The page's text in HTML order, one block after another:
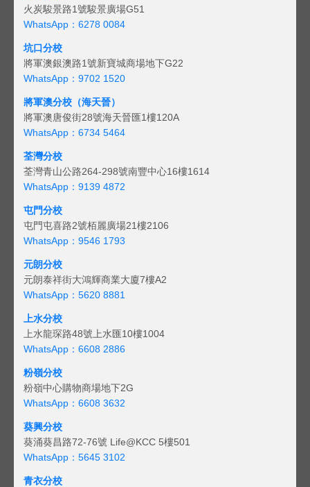
火炭駿景路1號駿景廣場G51
WhatsApp：6278 0084
坑口分校
將軍澳銀澳路1號新寶城商場地下G22
WhatsApp：9702 1520
將軍澳分校（海天晉）
將軍澳唐俊街28號海天晉匯1樓120A
WhatsApp：6734 5464
荃灣分校
荃灣青山公路264-298號南豐中心16樓1614
WhatsApp：9139 4872
屯門分校
屯門屯喜路2號栢麗廣場21樓2106
WhatsApp：9546 1793
元朗分校
元朗泰祥街大鴻輝商業大廈7樓A2
WhatsApp：5620 8881
上水分校
上水龍琛路48號上水匯10樓1004
WhatsApp：6608 2886
粉嶺分校
粉嶺中心購物商場地下2G
WhatsApp：6608 3632
葵興分校
葵涌葵昌路72-76號 Life@KCC 5樓501
WhatsApp：5645 3102
青衣分校